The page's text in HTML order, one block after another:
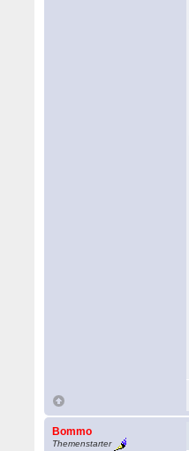
Bommo
Themenstarter